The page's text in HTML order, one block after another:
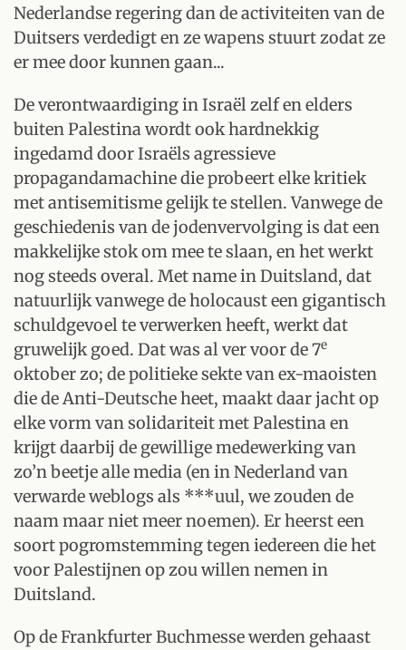
Nederlandse regering dan de activiteiten van de
Duitsers verdedigt en ze wapens stuurt zodat ze
er mee door kunnen gaan...
De verontwaardiging in Israël zelf en elders
buiten Palestina wordt ook hardnekkig
ingedamd door Israëls agressieve
propagandamachine die probeert elke kritiek
met antisemitisme gelijk te stellen. Vanwege de
geschiedenis van de jodenvervolging is dat een
makkelijke stok om mee te slaan, en het werkt
nog steeds overal. Met name in Duitsland, dat
natuurlijk vanwege de holocaust een gigantisch
schuldgevoel te verwerken heeft, werkt dat
gruwelijk goed. Dat was al ver voor de 7e
oktober zo; de politieke sekte van ex-maoisten
die de Anti-Deutsche heet, maakt daar jacht op
elke vorm van solidariteit met Palestina en
krijgt daarbij de gewillige medewerking van
zo’n beetje alle media (en in Nederland van
verwarde weblogs als ***uul, we zouden de
naam maar niet meer noemen). Er heerst een
soort pogromstemming tegen iedereen die het
voor Palestijnen op zou willen nemen in
Duitsland.
Op de Frankfurter Buchmesse werden gehaast